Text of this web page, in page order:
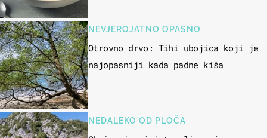
NEVJEROJATNO OPASNO
Otrovno drvo: Tihi ubojica koji je
najopasniji kada padne kiša
NEDALEKO OD PLOČA